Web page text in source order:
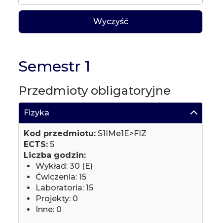
Wyczyść
Semestr 1
Przedmioty obligatoryjne
Fizyka
Kod przedmiotu: S1IMe1E>FIZ
ECTS: 5
Liczba godzin:
Wykład: 30 (E)
Ćwiczenia: 15
Laboratoria: 15
Projekty: 0
Inne: 0